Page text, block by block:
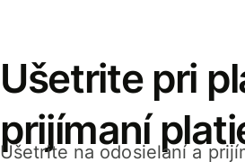
Ušetrite pri
prijímaní
Ušetrite na odosielaní a